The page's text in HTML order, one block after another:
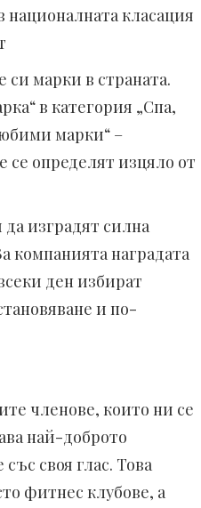
класация
си марки в страната.
в категория „Спа,
марки“ –
се определят изцяло от
изградят силна
компанията наградата
ден избират
и по-
членове, които ни се
най-доброто
своя глас. Това
фитнес клубове, а